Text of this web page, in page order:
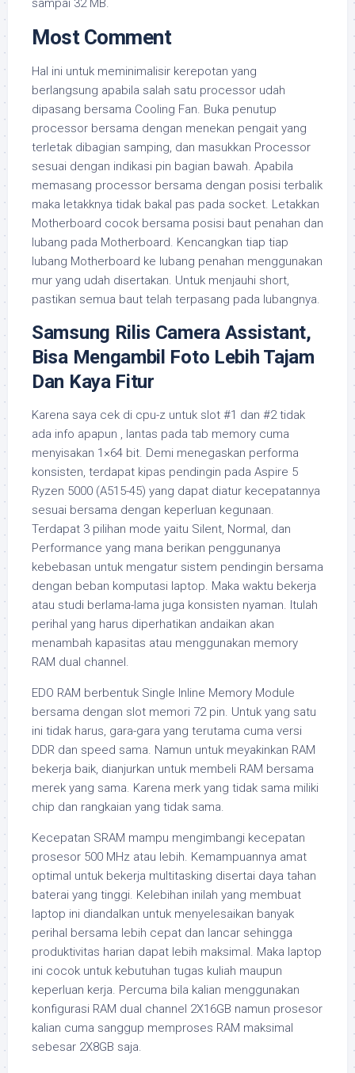
Most Comment
Hal ini untuk meminimalisir kerepotan yang
berlangsung apabila salah satu processor udah
dipasang bersama Cooling Fan. Buka penutup
processor bersama dengan menekan pengait yang
terletak dibagian samping, dan masukkan Processor
sesuai dengan indikasi pin bagian bawah. Apabila
memasang processor bersama dengan posisi terbalik
maka letakknya tidak bakal pas pada socket. Letakkan
Motherboard cocok bersama posisi baut penahan dan
lubang pada Motherboard. Kencangkan tiap tiap
lubang Motherboard ke lubang penahan menggunakan
mur yang udah disertakan. Untuk menjauhi short,
pastikan semua baut telah terpasang pada lubangnya.
Samsung Rilis Camera Assistant,
Bisa Mengambil Foto Lebih Tajam
Dan Kaya Fitur
Karena saya cek di cpu-z untuk slot #1 dan #2 tidak
ada info apapun , lantas pada tab memory cuma
menyisakan 1×64 bit. Demi menegaskan performa
konsisten, terdapat kipas pendingin pada Aspire 5
Ryzen 5000 (A515-45) yang dapat diatur kecepatannya
sesuai bersama dengan keperluan kegunaan.
Terdapat 3 pilihan mode yaitu Silent, Normal, dan
Performance yang mana berikan penggunanya
kebebasan untuk mengatur sistem pendingin bersama
dengan beban komputasi laptop. Maka waktu bekerja
atau studi berlama-lama juga konsisten nyaman. Itulah
perihal yang harus diperhatikan andaikan akan
menambah kapasitas atau menggunakan memory
RAM dual channel.
EDO RAM berbentuk Single Inline Memory Module
bersama dengan slot memori 72 pin. Untuk yang satu
ini tidak harus, gara-gara yang terutama cuma versi
DDR dan speed sama. Namun untuk meyakinkan RAM
bekerja baik, dianjurkan untuk membeli RAM bersama
merek yang sama. Karena merk yang tidak sama miliki
chip dan rangkaian yang tidak sama.
Kecepatan SRAM mampu mengimbangi kecepatan
prosesor 500 MHz atau lebih. Kemampuannya amat
optimal untuk bekerja multitasking disertai daya tahan
baterai yang tinggi. Kelebihan inilah yang membuat
laptop ini diandalkan untuk menyelesaikan banyak
perihal bersama lebih cepat dan lancar sehingga
produktivitas harian dapat lebih maksimal. Maka laptop
ini cocok untuk kebutuhan tugas kuliah maupun
keperluan kerja. Percuma bila kalian menggunakan
konfigurasi RAM dual channel 2X16GB namun prosesor
kalian cuma sanggup memproses RAM maksimal
sebesar 2X8GB saja.